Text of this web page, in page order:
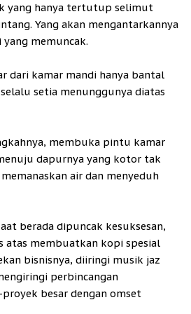
yang hanya tertutup selimut
Yang akan mengantarkannya
memuncak.
dari kamar mandi hanya bantal
setia menunggunya diatas
membuka pintu kamar
dapurnya yang kotor tak
air dan menyeduh
berada dipuncak kesuksesan,
atas membuatkan kopi spesial
bisnisnya, diiringi musik jaz
perbincangan
besar dengan omset